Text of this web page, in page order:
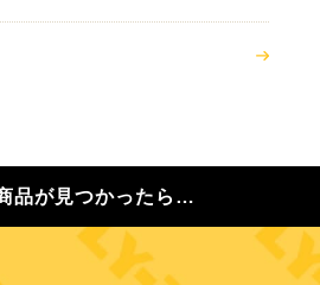
品が見つかったら…